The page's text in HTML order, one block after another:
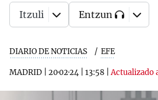
DIARIO DE NOTICIAS EFE
MADRID 20·02·24 13:58 |Actualizado
Itzuli Entzun